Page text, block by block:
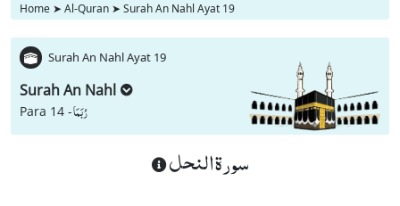
Home ➤ Al-Quran ➤ Surah An Nahl Ayat 19
Surah An Nahl Ayat 19
Surah An Nahl
Para 14 -رُبَمَا
سورة النحل